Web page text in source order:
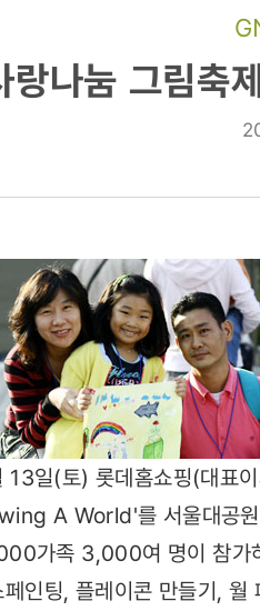
랑나눔 그림
13일(토) 롯데홈쇼핑(대표
A World'를 서울대공원
가족 3,000여 명이 참가
인팅, 플레이콘 만들기,